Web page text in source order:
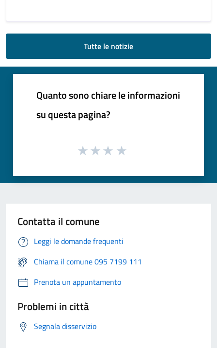
Tutte le notizie
Quanto sono chiare le informazioni
su questa pagina?
Contatta il comune
Leggi le domande frequenti
Chiama il comune 095 7199 111
Prenota un appuntamento
Problemi in città
Segnala disservizio